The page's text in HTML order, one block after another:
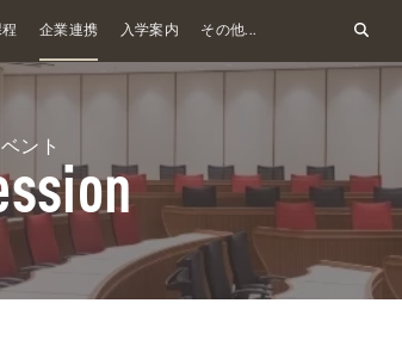
企業連携 入学案内 その他...
ント